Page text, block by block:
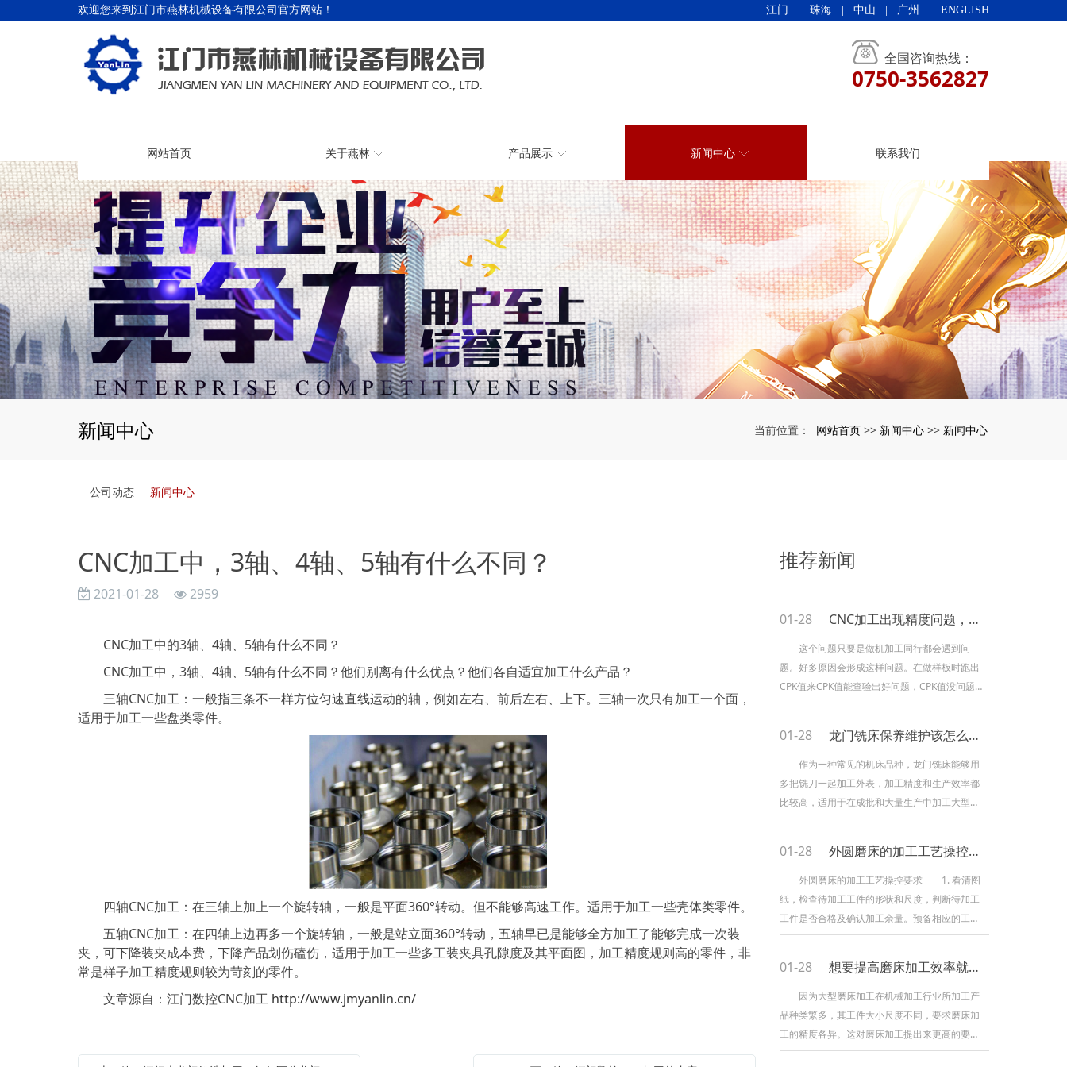
欢迎您来到江门市燕林机械设备有限公司官方网站！ 江门 珠海 中山 广州 ENGLISH
全国咨询热线：
0750-3562827
网站首页 关于燕林 产品展示 新闻中心 联系我们
新闻中心 当前位置： 网站首页 >> 新闻中心 >> 新闻中心
公司动态 新闻中心
CNC加工中，3轴、4轴、5轴有什么不同？
2021-01-28 2959
CNC加工中的3轴、4轴、5轴有什么不同？
CNC加工中，3轴、4轴、5轴有什么不同？他们别离有什么优点？他们各自适宜加工什么产品？
三轴CNC加工：一般指三条不一样方位匀速直线运动的轴，例如左右、前后左右、上下。三轴一次只有加工一个面，
适用于加工一些盘类零件。
四轴CNC加工：在三轴上加上一个旋转轴，一般是平面360°转动。但不能够高速工作。适用于加工一些壳体类零件。
五轴CNC加工：在四轴上边再多一个旋转轴，一般是站立面360°转动，五轴早已是能够全方加工了能够完成一次装
夹，可下降装夹成本费，下降产品划伤磕伤，适用于加工一些多工装夹具孔隙度及其平面图，加工精度规则高的零件，非
常是样子加工精度规则较为苛刻的零件。
文章源自：江门数控CNC加工 http://www.jmyanlin.cn/
推荐新闻
01-28 CNC加工出现精度问题，江门数控CNC加工教你怎样排除
这个问题只要是做机加工同行都会遇到问
题。好多原因会形成这样问题。在做样板时跑出
CPK值来CPK值能查验出好问题，CPK值没问题品
质也不会出现问题，CPK值不合格，在一一排查
净。在用百分表打一下跳动量，跳动值在0.005，
这个问题处理了来处理第下一个问题。 2 看
夾具规划定位合不合理。做CNC都知道夹具规划
不合理是做不出好的品质来的。建议夹具做成汽
动
01-28 龙门铣床保养维护该怎么做？
作为一种常见的机床品种，龙门铣床能够用
多把铣刀一起加工外表，加工精度和生产效率都
比较高，适用于在成批和大量生产中加工大型工
件的平面和斜面。为了确保龙门铣床的性，运用
床的保护保养能够分为以下几步：清洁、光滑、
扭紧、调整以及防腐，其间： 1、清洁：拆卸
清洗龙门铣床各部油毛毡垫，擦洗各滑动面和导
轨面、擦洗工作台及横向、升降丝杆、擦洗走刀
传动组织及刀架；
01-28 外圆磨床的加工工艺操控要求
外圆磨床的加工工艺操控要求 1. 看清图
纸，检查待加工工件的形状和尺度，判断待加工
工件是否合格及确认加工余量。预备相应的工
具、量具、夹具，量具要校对准。 2. 依据工
（设备精度）。 3. 依据工件形状和工艺合理
选取工件的装夹方式和工艺基准。 4. *装夹，
先要将*孔内清理干净，涂上润滑脂，*孔角度触
摸面积85%以上，如触摸面过小，找自己的主管
01-28 想要提高磨床加工效率就需满足这三点
因为大型磨床加工在机械加工行业所加工产
品种类繁多，其工件大小尺度不同，要求磨床加
工的精度各异。这对磨床加工提出来更高的要
求，因而，有必要满足三大要求来进步磨床加工